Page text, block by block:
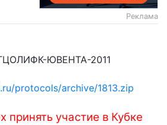
Реклама
ЮВЕНТА-2011
protocols/archive/1813.zip
принять участие в Кубке